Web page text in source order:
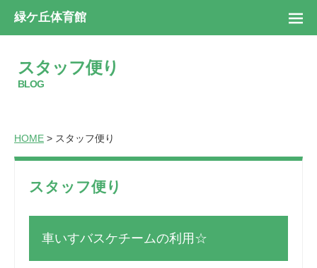
緑ケ丘体育館
スタッフ便り
BLOG
HOME > スタッフ便り
スタッフ便り
車いすバスケチームの利用☆